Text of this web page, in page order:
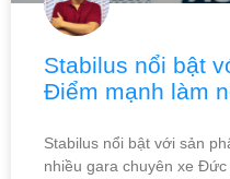
Stabilus nổi bật
Điểm mạnh làm
Stabilus nổi bật với sản
nhiều gara chuyên xe